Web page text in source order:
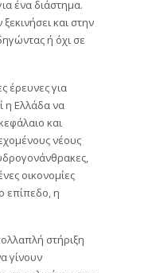
ένα διάστημα.
και στην
ή όχι σε
έρευνες για
η Ελλάδα να
και
νέους
οικονομίες
επίπεδο, η
στήριξη
γίνουν